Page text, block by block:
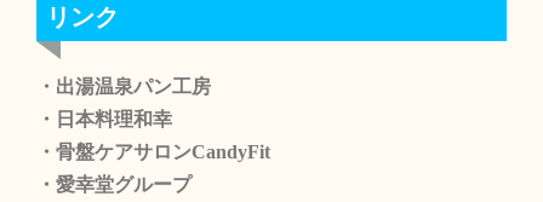
リンク
・出湯温泉パン工房
・日本料理和幸
・骨盤ケアサロンCandyFit
・愛幸堂グループ